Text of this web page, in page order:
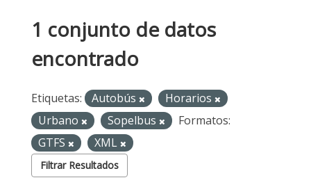
1 conjunto de datos
encontrado
Etiquetas: Autobús
Horarios
Urbano
Sopelbus
Formatos:
GTFS
XML
Filtrar Resultados